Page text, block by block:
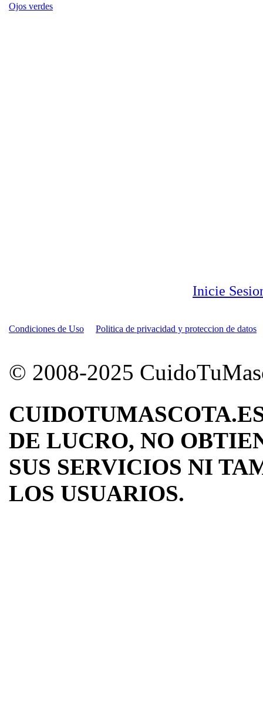
Ojos verdes
Inicie
Condiciones de Uso Politica de privacidad y proteccion de datos
© 2008-2025
DE LUCRO, NO
SUS SERVICIOS NI
LOS USUARIOS.